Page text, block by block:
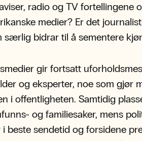
radio og TV fortellingene
medier? Er det
særlig bidrar til å sementere
gir fortsatt
og eksperter, noe som gjør
i offentligheten. Samtidig
og familiesaker, mens
beste sendetid og forsidene